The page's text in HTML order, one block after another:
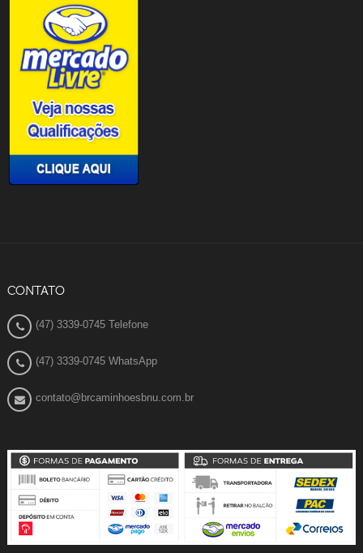
CONTATO
(47) 3339-0745 Telefone
(47) 3339-0745 WhatsApp
contato@brcaminhoesbnu.com.br